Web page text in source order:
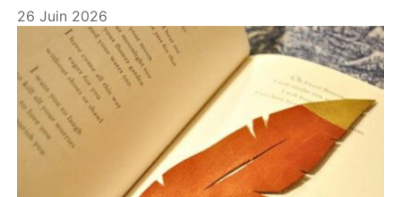
y
26 Juin 2026